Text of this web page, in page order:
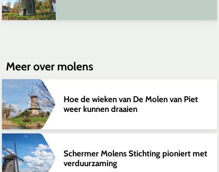
Meer over molens
Hoe de wieken van De Molen van Piet
weer kunnen draaien
Schermer Molens Stichting pioniert met
verduurzaming